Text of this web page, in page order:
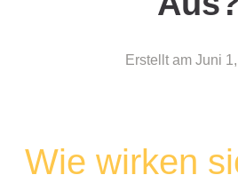
Erstellt am Juni
Wie wirken